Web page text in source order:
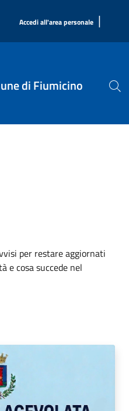
Accedi all'area personale |
di Fiumicino
per restare aggiornati
e cosa succede nel